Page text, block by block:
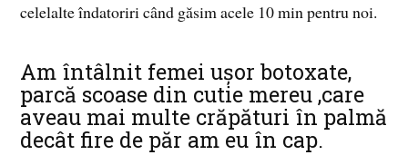
celelalte îndatoriri când găsim acele 10 min pentru noi.
Am întâlnit femei ușor botoxate,
parcă scoase din cutie mereu ,care
aveau mai multe crăpături în palmă
decât fire de păr am eu în cap.